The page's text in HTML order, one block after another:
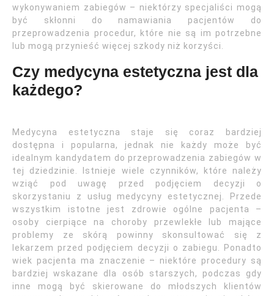
wykonywaniem zabiegów – niektórzy specjaliści mogą
być skłonni do namawiania pacjentów do
przeprowadzenia procedur, które nie są im potrzebne
lub mogą przynieść więcej szkody niż korzyści.
Czy medycyna estetyczna jest dla
każdego?
Medycyna estetyczna staje się coraz bardziej
dostępna i popularna, jednak nie każdy może być
idealnym kandydatem do przeprowadzenia zabiegów w
tej dziedzinie. Istnieje wiele czynników, które należy
wziąć pod uwagę przed podjęciem decyzji o
skorzystaniu z usług medycyny estetycznej. Przede
wszystkim istotne jest zdrowie ogólne pacjenta –
osoby cierpiące na choroby przewlekłe lub mające
problemy ze skórą powinny skonsultować się z
lekarzem przed podjęciem decyzji o zabiegu. Ponadto
wiek pacjenta ma znaczenie – niektóre procedury są
bardziej wskazane dla osób starszych, podczas gdy
inne mogą być skierowane do młodszych klientów